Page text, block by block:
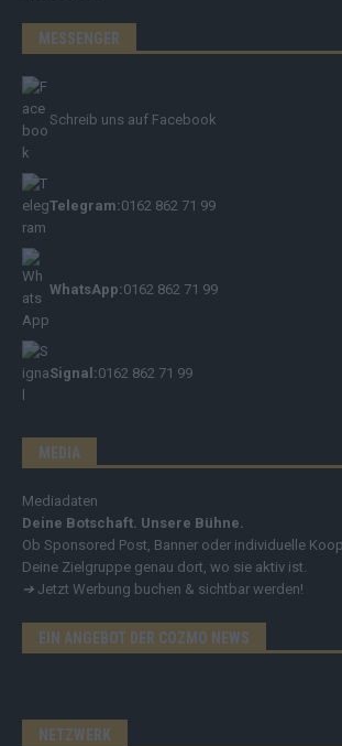
MESSENGER
Schreib uns auf Facebook
Telegram:0162 862 71 99
WhatsApp:0162 862 71 99
Signal:0162 862 71 99
MEDIA
Mediadaten
Deine Botschaft. Unsere Bühne.
Ob Sponsored Post, Banner oder individuelle
Deine Zielgruppe genau dort, wo sie aktiv ist.
➔ Jetzt Werbung buchen & sichtbar werden!
EIN ANGEBOT DER COZMO NEWS
NETZWERK